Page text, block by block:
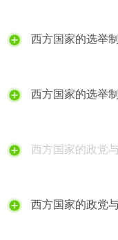
西方国家的选举
西方国家的选举
西方国家的政党
西方国家的政党